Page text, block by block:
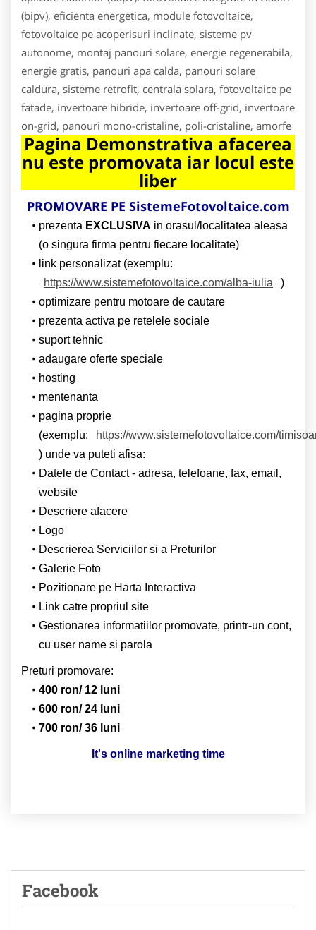
(bipv), eficienta energetica, module fotovoltaice,
fotovoltaice pe acoperisuri inclinate, sisteme pv
autonome, montaj panouri solare, energie regenerabila,
energie gratis, panouri apa calda, panouri solare
caldura, sisteme retrofit, centrala solara, fotovoltaice pe
fatade, invertoare hibride, invertoare off-grid, invertoare
on-grid, panouri mono-cristaline, poli-cristaline, amorfe
Pagina Demonstrativa afacerea
nu este promovata iar locul este
liber
PROMOVARE PE SistemeFotovoltaice.com
prezenta EXCLUSIVA in orasul/localitatea aleasa
(o singura firma pentru fiecare localitate)
link personalizat (exemplu:
https://www.sistemefotovoltaice.com/alba-iulia
)
optimizare pentru motoare de cautare
prezenta activa pe retelele sociale
suport tehnic
adaugare oferte speciale
hosting
mentenanta
pagina proprie
(exemplu:
https://www.sistemefotovoltaice.com/
) unde va puteti afisa:
Datele de Contact - adresa, telefoane, fax, email,
website
Descriere afacere
Logo
Descrierea Serviciilor si a Preturilor
Galerie Foto
Pozitionare pe Harta Interactiva
Link catre propriul site
Gestionarea informatiilor promovate, printr-un cont,
cu user name si parola
Preturi promovare:
400 ron/ 12 luni
600 ron/ 24 luni
700 ron/ 36 luni
It's online marketing time
Facebook